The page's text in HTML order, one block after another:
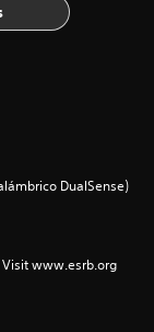
DualSense)
Visit www.esrb.org